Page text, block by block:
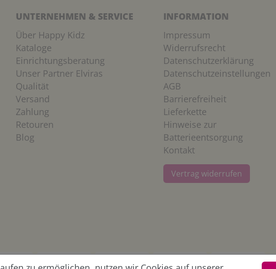
UNTERNEHMEN & SERVICE
Über Happy Kidz
Kataloge
Einrichtungsberatung
Unser Partner Elviras
Qualität
Versand
Zahlung
Retouren
Blog
INFORMATION
Impressum
Widerrufsrecht
Datenschutzerklärung
Datenschutzeinstellungen
AGB
Barrierefreiheit
Lieferkette
Hinweise zur
Batterieentsorgung
Kontakt
Vertrag widerrufen